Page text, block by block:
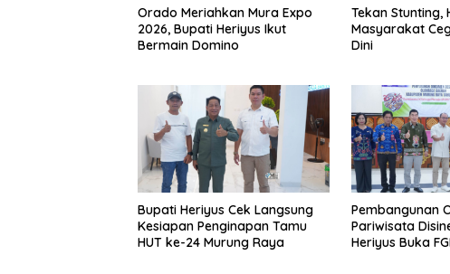
Orado Meriahkan Mura Expo
2026, Bupati Heriyus Ikut
Bermain Domino
Tekan Stunting,
Masyarakat
Dini
Bupati Heriyus Cek Langsung
Kesiapan Penginapan Tamu
HUT ke-24 Murung Raya
Pembangunan
Pariwisata
Heriyus Buka